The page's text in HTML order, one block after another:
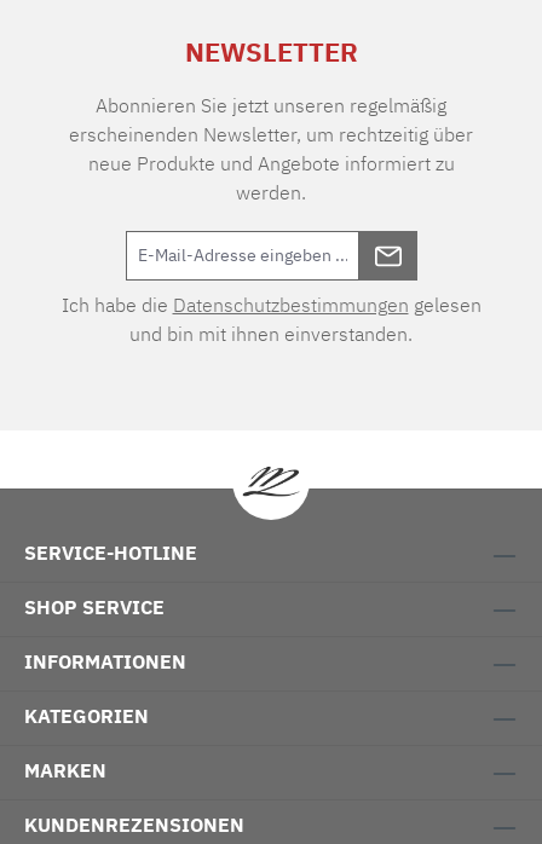
NEWSLETTER
Abonnieren Sie jetzt unseren regelmäßig
erscheinenden Newsletter, um rechtzeitig über
neue Produkte und Angebote informiert zu
werden.
Ich habe die Datenschutzbestimmungen gelesen
und bin mit ihnen einverstanden.
SERVICE-HOTLINE
SHOP SERVICE
INFORMATIONEN
KATEGORIEN
MARKEN
KUNDENREZENSIONEN